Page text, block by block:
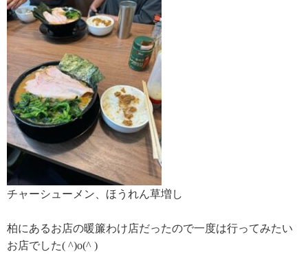
チャーシューメン、ほうれん草増し
柏にあるお店の暖簾わけ店だったので一度は行ってみたい
お店でした( ^)o(^ )